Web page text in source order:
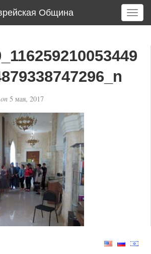
Община
T
o
l
on 5 мая, 2017